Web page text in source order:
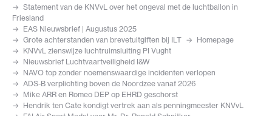
Statement van de KNVvL over het ongeval met de luchtballon in
Friesland
EAS Nieuwsbrief | Augustus 2025
Grote achterstanden van brevetuitgiften bij ILT
Homepage
KNVvL zienswijze luchtruimsluiting PI Vught
Nieuwsbrief Luchtvaartveiligheid I&W
NAVO top zonder noemenswaardige incidenten verlopen
ADS-B verplichting boven de Noordzee vanaf 2026
Mike ARR en Romeo DEP op EHRD geschorst
Hendrik ten Cate kondigt vertrek aan als penningmeester KNVvL